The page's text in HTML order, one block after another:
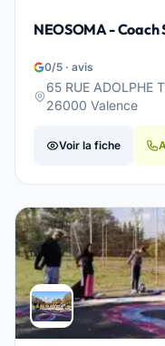
NEOSOMA -
0/5 · avis
65 RUE ADOLPHE
26000 Valence
Voir la fiche